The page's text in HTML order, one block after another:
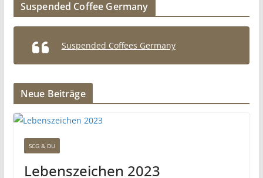
Suspended Coffee Germany
Suspended Coffees Germany
Neue Beiträge
SCG & DU
Lebenszeichen 2023